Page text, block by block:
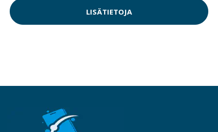
LISÄTIETOJA